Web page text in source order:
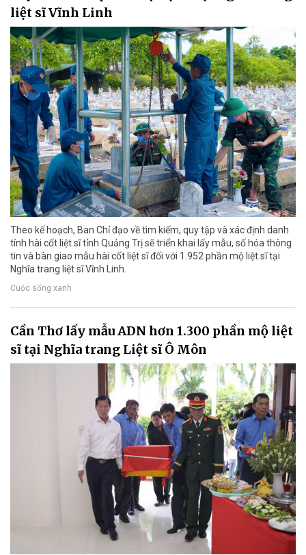
liệt sĩ Vĩnh Linh
Theo kế hoạch, Ban Chỉ đạo về tìm kiếm, quy tập và xác định danh
tính hài cốt liệt sĩ tỉnh Quảng Trị sẽ triển khai lấy mẫu, số hóa thông
tin và bàn giao mẫu hài cốt liệt sĩ đối với 1.952 phần mộ liệt sĩ tại
Nghĩa trang liệt sĩ Vĩnh Linh.
Cuộc sống xanh
Cần Thơ lấy mẫu ADN hơn 1.300 phần mộ liệt
sĩ tại Nghĩa trang Liệt sĩ Ô Môn